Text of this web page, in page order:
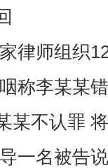
律师组织
称李某某
某不认罪
一名被告